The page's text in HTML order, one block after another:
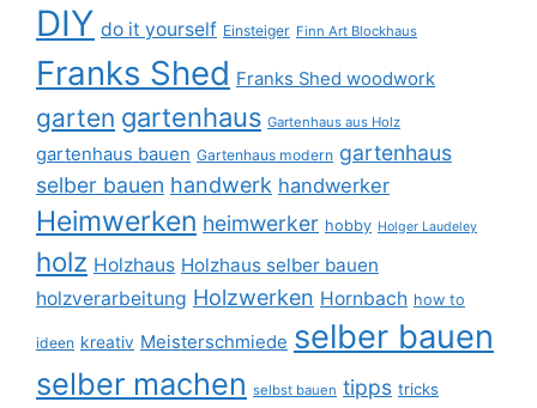
DIY do it yourself Einsteiger Finn Art Blockhaus
Franks Shed Franks Shed woodwork
garten gartenhaus Gartenhaus aus Holz
gartenhaus bauen Gartenhaus modern gartenhaus
selber bauen handwerk handwerker
Heimwerken heimwerker hobby Holger Laudeley
holz Holzhaus Holzhaus selber bauen
holzverarbeitung Holzwerken Hornbach how to
ideen kreativ Meisterschmiede selber bauen
selber machen selbst bauen tipps tricks